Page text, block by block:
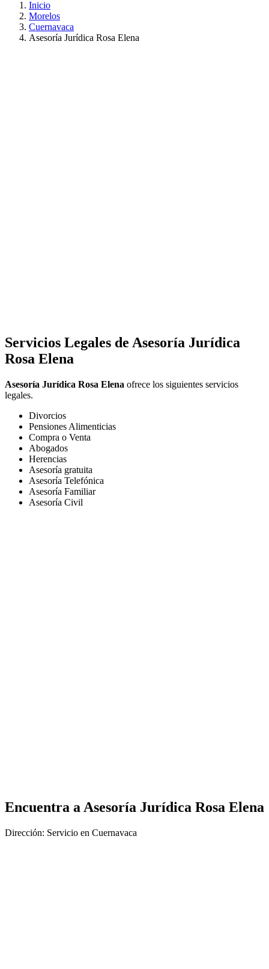
Inicio
Morelos
Cuernavaca
Asesoría Jurídica Rosa Elena
Servicios Legales de Asesoría Jurídica
Rosa Elena
Asesoría Jurídica Rosa Elena ofrece los siguientes servicios
legales.
Divorcios
Pensiones Alimenticias
Compra o Venta
Abogados
Herencias
Asesoría gratuita
Asesoría Telefónica
Asesoría Familiar
Asesoría Civil
Encuentra a Asesoría Jurídica Rosa Elena
Dirección: Servicio en Cuernavaca